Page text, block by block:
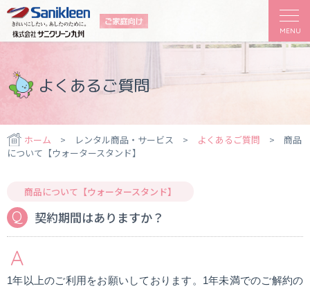
よくあるご質問
ホーム > レンタル商品・サービス > よくあるご質問 > 商品
について【ウォータースタンド】
商品について【ウォータースタンド】
契約期間はありますか？
1年以上のご利用をお願いしております。1年未満でのご解約の